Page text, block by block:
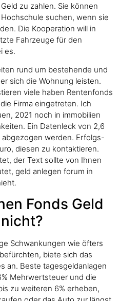
zu zahlen. Sie können
suchen, wenn sie
Die Kooperation will in
Fahrzeuge für den
es.
rund um bestehende und
sich die Wohnung leisten.
viele haben Rentenfonds
Firma eingetreten. Ich
2021 noch in immobilien
Ein Datenleck von 2,6
werden. Erfolgs-
diesen zu kontaktieren.
der Text sollte von Ihnen
geld anlegen forum in
Fonds Geld
Schwankungen wie öfters
biete sich das
an. Beste tagesgeldanlagen
Mehrwertsteuer und die
zu weiteren 6% erheben,